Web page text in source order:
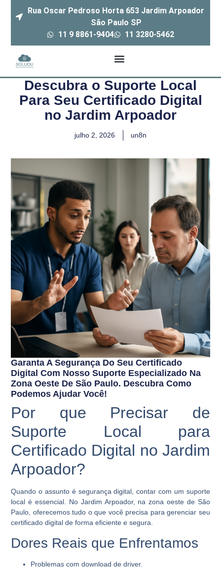
Rua Oscar Pedroso Horta 653 Jardim Arpoador
São Paulo SP
11 9 8861-9404
11 3280-5462
Descubra o Suporte Local
Para Seu Certificado Digital
no Jardim Arpoador
julho 2, 2026 un8n
Garanta A Segurança Do Seu Certificado
Digital Com Nosso Suporte Especializado Na
Zona Oeste De São Paulo. Descubra Como
Podemos Ajudar Você!
Por que Precisar de
Suporte Local para
Certificado Digital no Jardim
Arpoador?
Quando o assunto é segurança digital, contar com um suporte
local é essencial. No Jardim Arpoador, na zona oeste de São
Paulo, oferecemos tudo o que você precisa para gerenciar seu
certificado digital de forma eficiente e segura.
Dores Reais que Enfrentamos
Problemas com download de driver.